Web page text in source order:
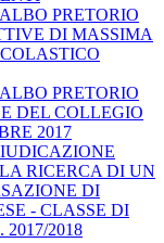
PRETORIO
DI MASSIMA
PRETORIO
DEL COLLEGIO
2017
RICERCA DI UN
DI
- CLASSE DI
2017/2018